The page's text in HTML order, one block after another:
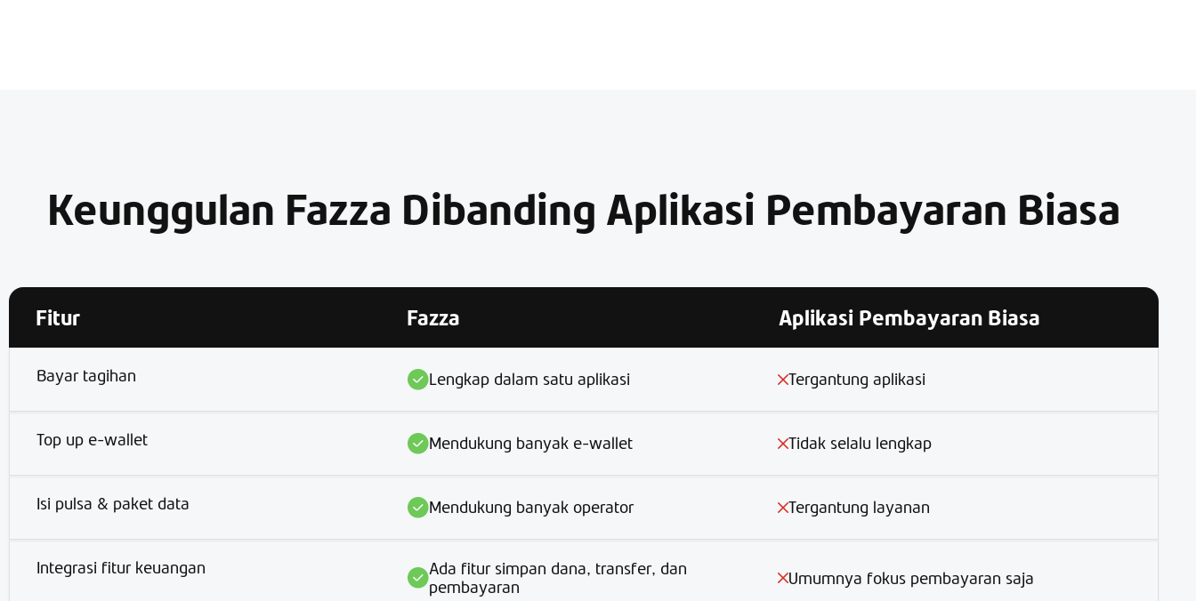
Keunggulan Fazza Dibanding Aplikasi Pembayaran Biasa
Fitur Fazza Aplikasi Pembayaran Biasa
Bayar tagihan Lengkap dalam satu aplikasi Tergantung aplikasi
Top up e-wallet Mendukung banyak e-wallet Tidak selalu lengkap
Isi pulsa & paket data Mendukung banyak operator Tergantung layanan
Integrasi fitur keuangan
Ada fitur simpan dana, transfer, dan
pembayaran
Umumnya fokus pembayaran saja